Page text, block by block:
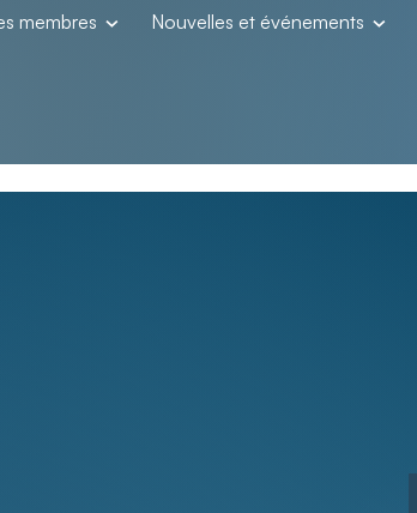
membres Nouvelles et événements